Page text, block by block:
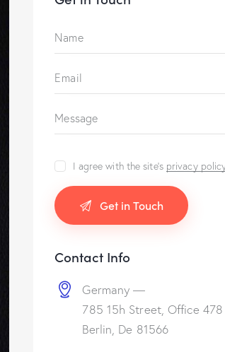
I agree with the site’s privacy
Contact Info
Germany —
785 15h Street, Office 478
Berlin, De 81566